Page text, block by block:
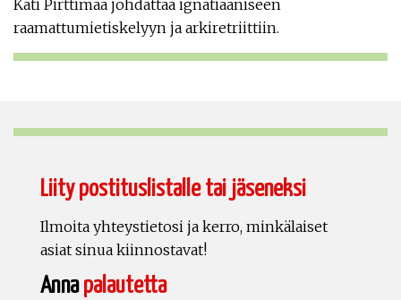
Kati Pirttimaa johdattaa ignatiaaniseen
raamattumietiskelyyn ja arkiretriittiin.
Liity postituslistalle tai jäseneksi
Ilmoita yhteystietosi ja kerro, minkälaiset
asiat sinua kiinnostavat!
Annapalautetta